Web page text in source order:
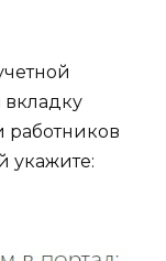
вкладку
работников
укажите: